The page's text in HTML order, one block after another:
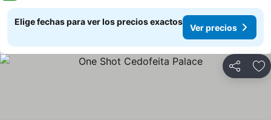
Elige fechas para ver los precios exactos
Ver precios
Compartir